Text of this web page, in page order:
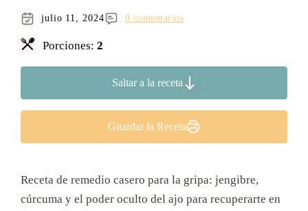
julio 11, 2024 0 comentarios
Porciones: 2
Saltar a la receta
Guardar la Receta
Receta de remedio casero para la gripa: jengibre,
cúrcuma y el poder oculto del ajo para recuperarte en